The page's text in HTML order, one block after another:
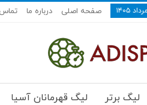
صفحه اصلی درباره ما تماس
لیگ برتر لیگ قهرمانان آسیا